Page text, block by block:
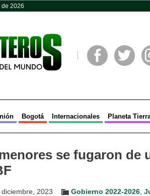
2026
Bogotá Internacionales Planeta
se fugaron de
diciembre, 2023 Gobierno 2022-2026